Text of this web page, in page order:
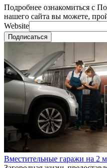
Подробнее ознакомиться с
нашего сайта вы можете,
Website
Подписаться
Вместительные гаражи на 2